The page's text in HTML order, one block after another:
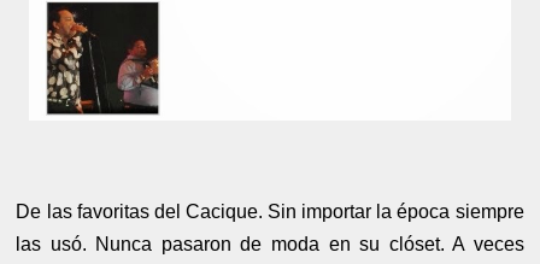
De las favoritas del Cacique. Sin importar la época siempre
las usó. Nunca pasaron de moda en su clóset. A veces